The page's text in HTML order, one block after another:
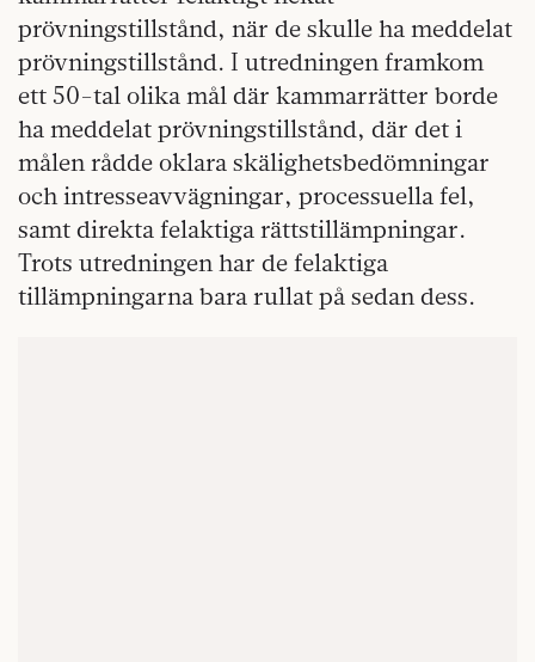
prövningstillstånd, när de skulle ha meddelat
prövningstillstånd. I utredningen framkom
ett 50-tal olika mål där kammarrätter borde
ha meddelat prövningstillstånd, där det i
målen rådde oklara skälighetsbedömningar
och intresseavvägningar, processuella fel,
samt direkta felaktiga rättstillämpningar.
Trots utredningen har de felaktiga
tillämpningarna bara rullat på sedan dess.